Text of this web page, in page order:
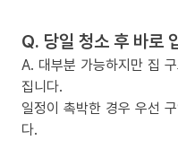
Q. 당일 청소 후 바로
A. 대부분 가능하지만 집
집니다.
일정이 촉박한 경우 우선
다.